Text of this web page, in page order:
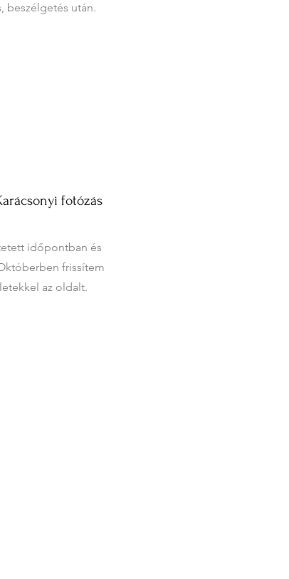
beszélgetés után.
fotózás
időpontban és
frissítem
az oldalt.